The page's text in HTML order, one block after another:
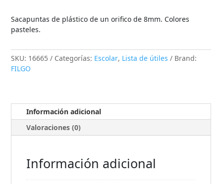
Sacapuntas de plástico de un orifico de 8mm. Colores
pasteles.
SKU: 16665 Categorías: Escolar, Lista de útiles
Brand:
FILGO
Información adicional
Valoraciones (0)
Información adicional